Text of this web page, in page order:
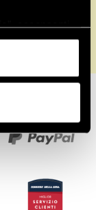
acconsenti
di
ordine